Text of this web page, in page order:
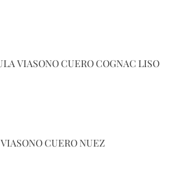
VIASONO CUERO COGNAC LISO
CUERO NUEZ